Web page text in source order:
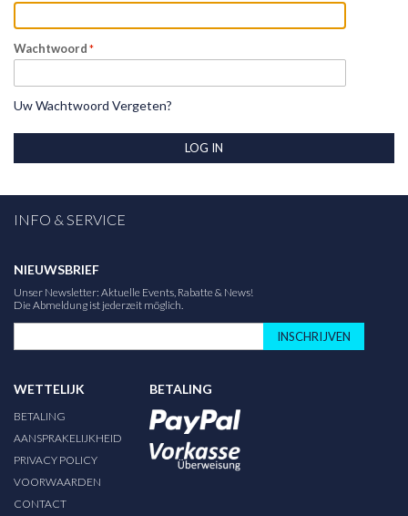
Wachtwoord
Uw Wachtwoord Vergeten?
LOG IN
INFO & SERVICE
NIEUWSBRIEF
Unser Newsletter: Aktuelle Events, Rabatte & News!
Die Abmeldung ist jederzeit möglich.
INSCHRIJVEN
WETTELIJK
BETALING
AANSPRAKELIJKHEID
PRIVACY POLICY
VOORWAARDEN
CONTACT
BETALING